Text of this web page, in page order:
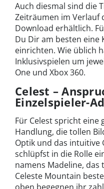
Auch diesmal sind die
Zeiträumen im Verlauf
Download erhältlich.
Du Dir am besten eine
einrichten. Wie üblich
Inklusivspielen um
One und Xbox 360.
Celest –
Einzelspieler-
Für Celest spricht eine
Handlung, die tollen
Optik und das intuitive
schlüpfst in die Rolle
namens Madeline,
Celeste Mountain